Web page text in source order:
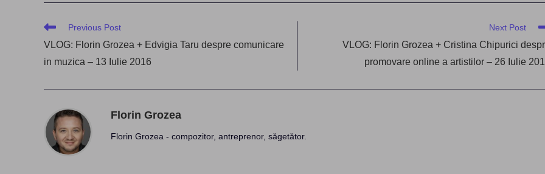
Read
articles
Previous Post
VLOG: Florin Grozea + Edvigia Taru despre comunicare
in muzica – 13 Iulie 2016
Next Post
VLOG: Florin Grozea + Cristina Chipurici
promovare online a artistilor – 26 Iulie
Florin Grozea
Florin Grozea - compozitor, antreprenor, săgetător.